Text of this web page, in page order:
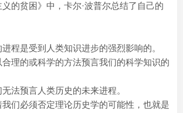
的贫困》中，卡尔·波普尔总结了自己的
进程是受到人类知识进步的强烈影响的。
合理的或科学的方法预言我们的科学知识的
无法预言人类历史的未来进程。
我们必须否定理论历史学的可能性，也就是